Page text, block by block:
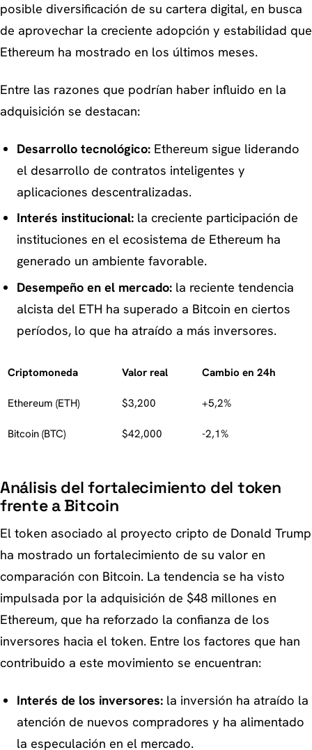
posible diversificación de su cartera digital, en busca
de aprovechar la creciente adopción y estabilidad que
Ethereum ha mostrado en los últimos meses.
Entre las razones que podrían haber influido en la
adquisición se destacan:
Desarrollo tecnológico:Ethereum sigue liderando
el desarrollo de contratos inteligentes y
aplicaciones descentralizadas.
Interés institucional:la creciente participación de
instituciones en el ecosistema de Ethereum ha
generado un ambiente favorable.
Desempeño en el mercado:la reciente tendencia
alcista del ETH ha superado a Bitcoin en ciertos
períodos, lo que ha atraído a más inversores.
Criptomoneda Valor real Cambio en 24h
Ethereum (ETH) $3,200 +5,2%
Bitcoin (BTC) $42,000 -2,1%
Análisis del fortalecimiento del token
frente a Bitcoin
El token asociado al proyecto cripto de Donald Trump
ha mostrado un fortalecimiento de su valor en
comparación con Bitcoin. La tendencia se ha visto
impulsada por la adquisición de $48 millones en
Ethereum, que ha reforzado la confianza de los
inversores hacia el token. Entre los factores que han
contribuido a este movimiento se encuentran:
Interés de los inversores:la inversión ha atraído la
atención de nuevos compradores y ha alimentado
la especulación en el mercado.